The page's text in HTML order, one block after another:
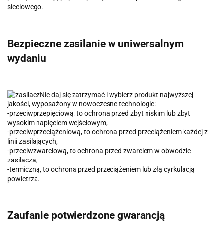
sieciowego.
Bezpieczne zasilanie w uniwersalnym
wydaniu
Nie daj się zatrzymać i wybierz produkt najwyższej
jakości, wyposażony w nowoczesne technologie:
-przeciwprzepięciową, to ochrona przed zbyt niskim lub zbyt
wysokim napięciem wejściowym,
-przeciwprzeciążeniową, to ochrona przed przeciążeniem każdej z
linii zasilających,
-przeciwzwarciową, to ochrona przed zwarciem w obwodzie
zasilacza,
-termiczną, to ochrona przed przeciążeniem lub złą cyrkulacją
powietrza.
Zaufanie potwierdzone gwarancją